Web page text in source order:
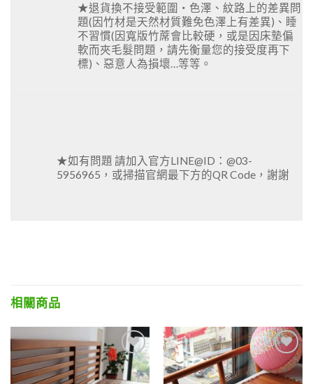
★退貨換不接受範圍‧色澤、紋路上的差異問
題(因竹材是天然材質難免色澤上有差異)、睡
不習慣(因寬版竹蓆會比較硬，或是因床墊偏
軟而夾毛髮問題，請先衡量您的接受度再下
標)、惡意人為損壞…等等。
★如有問題 請加入官方LINE@ID：@03-
5956965，或掃描官網最下方的QR Code，謝謝
相關商品